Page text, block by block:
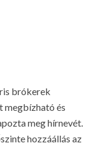
brókerek
megbízható és
meg hírnevét.
hozzáállás az